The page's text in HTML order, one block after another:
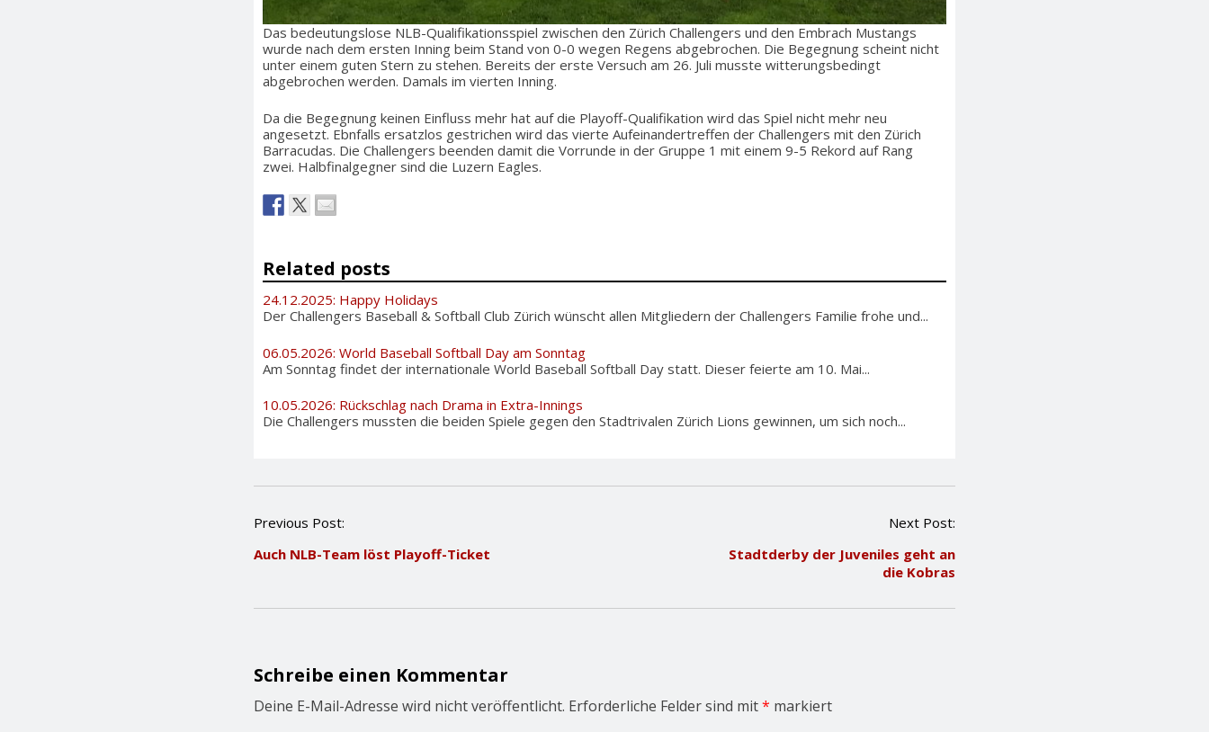
Das bedeutungslose NLB-Qualifikationsspiel zwischen den Zürich Challengers und den Embrach Mustangs
wurde nach dem ersten Inning beim Stand von 0-0 wegen Regens abgebrochen. Die Begegnung scheint nicht
unter einem guten Stern zu stehen. Bereits der erste Versuch am 26. Juli musste witterungsbedingt
abgebrochen werden. Damals im vierten Inning.
Da die Begegnung keinen Einfluss mehr hat auf die Playoff-Qualifikation wird das Spiel nicht mehr neu
angesetzt. Ebnfalls ersatzlos gestrichen wird das vierte Aufeinandertreffen der Challengers mit den Zürich
Barracudas. Die Challengers beenden damit die Vorrunde in der Gruppe 1 mit einem 9-5 Rekord auf Rang
zwei. Halbfinalgegner sind die Luzern Eagles.
Related posts
24.12.2025: Happy Holidays
Der Challengers Baseball & Softball Club Zürich wünscht allen Mitgliedern der Challengers Familie frohe und...
06.05.2026: World Baseball Softball Day am Sonntag
Am Sonntag findet der internationale World Baseball Softball Day statt. Dieser feierte am 10. Mai...
10.05.2026: Rückschlag nach Drama in Extra-Innings
Die Challengers mussten die beiden Spiele gegen den Stadtrivalen Zürich Lions gewinnen, um sich noch...
P
s
a
g
a
t
Previous Post:
Auch NLB-Team löst Playoff-Ticket
Next Post:
Stadtderby der Juveniles geht an
die Kobras
Schreibe einen Kommentar
Deine E-Mail-Adresse wird nicht veröffentlicht. Erforderliche Felder sind mit* markiert